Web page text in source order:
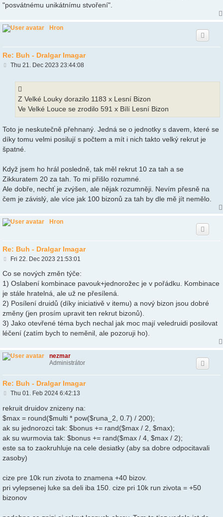
"posvátnému unikátnímu stvoření".
Hron
Re: Buh - Dralgar Imagar
PThu 21. Dec 2023 23:44:08
Z Velké Louky dorazilo 1183 x Lesní Bizon
Ve Velké Louce se zrodilo 591 x Bílí Lesní Bizon
Toto je neskutečně přehnaný. Jedná se o jednotky s davem, které se
díky tomu velmi posilují s počtem a mít i nich takto velký rekrut je
špatné.
Když jsem ho hrál posledně, tak měl rekrut 10 za tah a se
Zikkuratem 20 za tah. To mi přišlo rozumné.
Ale dobře, nechť je zvýšen, ale nějak rozumněji. Nevím přesně na
čem je závislý, ale více jak 100 bizonů za tah by dle mě jít nemělo.
Hron
Re: Buh - Dralgar Imagar
P
s
Fri 22. Dec 2023 21:53:01
Co se nových změn týče:
1) Oslabení kombinace pavouk+jednorožec je v pořádku. Kombinace
je stále hratelná, ale už ne přesílená.
2) Posílení druidů (díky iniciativě v itemu) a nový bizon jsou dobré
změny (jen prosím upravit ten rekrut bizonů).
3) Jako otevřené téma bych nechal jak moc mají veledruidi posilovat
léčení (zatím bych to neměnil, ale pozoruji ho).
nezmar
Administrátor
Re: Buh - Dralgar Imagar
P
s
Thu 01. Feb 2024 6:42:13
rekruit druidov znizeny na:
$max = round($multi * pow($runa_2, 0.7) / 200);
ak su jednorozci tak: $bonus += rand($max / 2, $max);
ak su wurmovia tak: $bonus += rand($max / 4, $max / 2);
este sa to zaokruhluje na cele desiatky (aby sa dobre odpocitavali
zasoby)
cize pre 10k run zivota to znamena +40 bizov.
pri vylepsenej luke sa deli iba 150. cize pri 10k run zivota = +50
bizonov